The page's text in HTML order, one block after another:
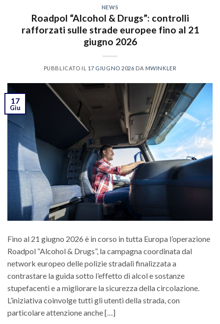
NEWS
Roadpol “Alcohol & Drugs”: controlli
rafforzati sulle strade europee fino al 21
giugno 2026
PUBBLICATO IL 17 GIUGNO 2026 DA MWINKLER
17
Giu
Fino al 21 giugno 2026 è in corso in tutta Europa l’operazione
Roadpol “Alcohol & Drugs”, la campagna coordinata dal
network europeo delle polizie stradali finalizzata a
contrastare la guida sotto l’effetto di alcol e sostanze
stupefacenti e a migliorare la sicurezza della circolazione.
L’iniziativa coinvolge tutti gli utenti della strada, con
particolare attenzione anche […]